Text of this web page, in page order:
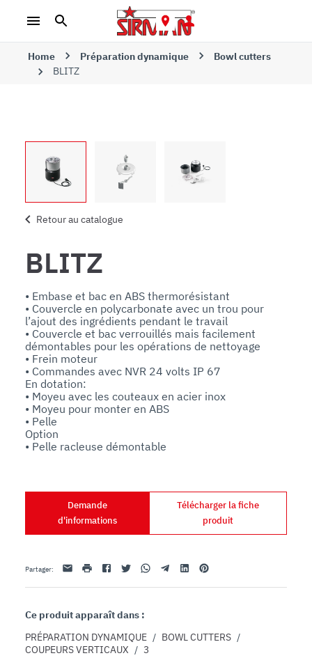
Home Préparation dynamique
Bowl cutters
BLITZ
Retour au catalogue
BLITZ
• Embase et bac en ABS thermorésistant
• Couvercle en polycarbonate avec un trou pour
l’ajout des ingrédients pendant le travail
• Couvercle et bac verrouillés mais facilement
démontables pour les opérations de nettoyage
• Frein moteur
• Commandes avec NVR 24 volts IP 67
En dotation:
• Moyeu avec les couteaux en acier inox
• Moyeu pour monter en ABS
• Pelle
Option
Demande
d'informations
Télécharger la fiche
produit
Partager: Email imprimerFacebookTwitterWhatsappTelegramLinkedinPinterest
Ce produit apparaît dans :
PRÉPARATION DYNAMIQUE / BOWL CUTTERS /
COUPEURS VERTICAUX / 3